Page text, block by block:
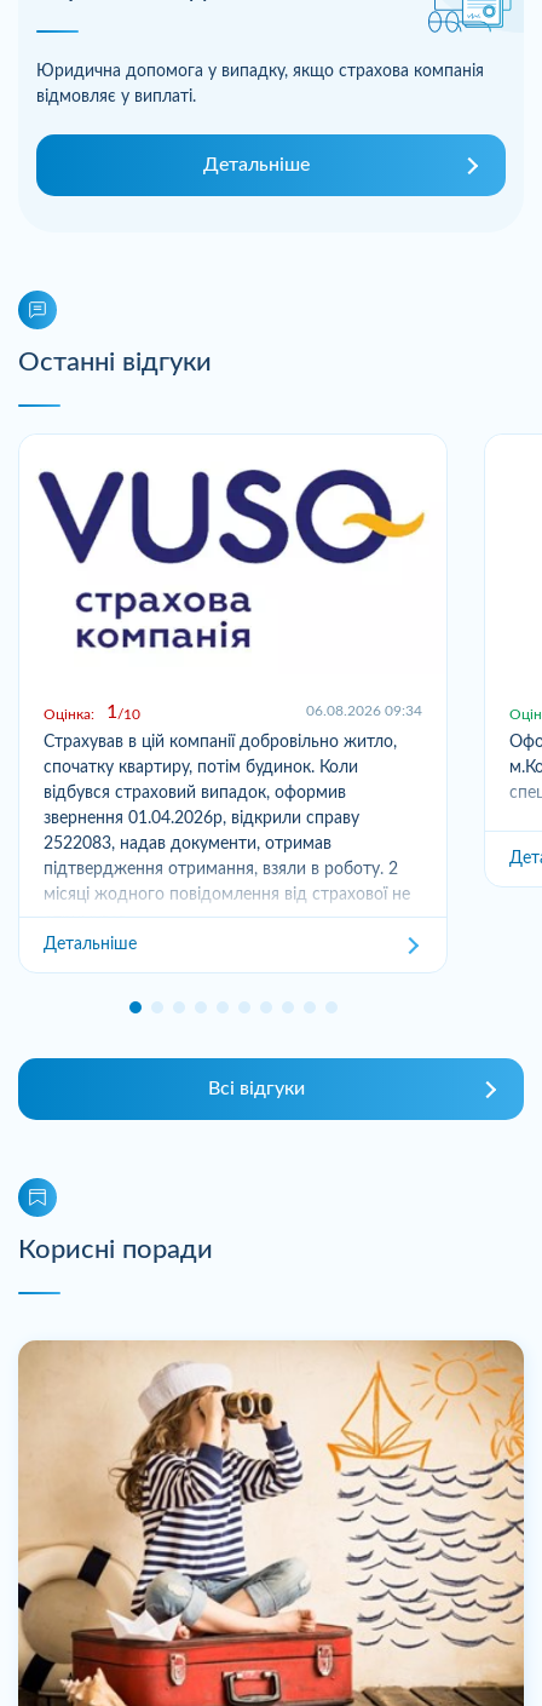
Юридична допомога у випадку, якщо страхова компанія
відмовляє у виплаті.
Детальніше
Останні відгуки
Оцінка: 1 10 06.08.2026 09:34
Страхував в цій компанії добровільно житло,
спочатку квартиру, потім будинок. Коли
відбувся страховий випадок, оформив
звернення 01.04.2026р, відкрили справу
2522083, надав документи, отримав
підтвердження отримання, взяли в роботу. 2
місяці жодного повідомлення від страхової не
отримував,...
Детальніше
Всі відгуки
Корисні поради